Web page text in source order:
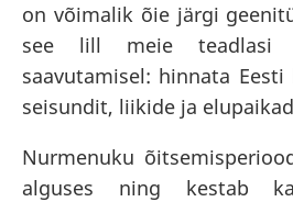
on võimalik õie järgi
see lill meie teadlasi
saavutamisel: hinnata
seisundit, liikide ja
Nurmenuku
alguses ning kestab